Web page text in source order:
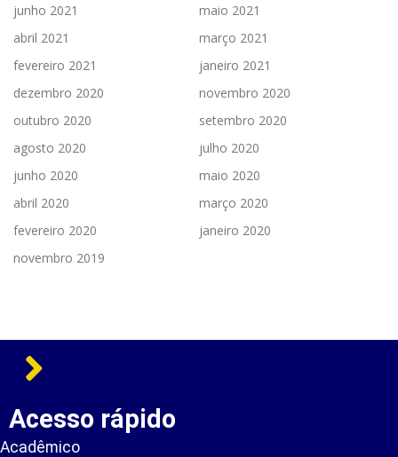
junho 2021
maio 2021
abril 2021
março 2021
fevereiro 2021
janeiro 2021
dezembro 2020
novembro 2020
outubro 2020
setembro 2020
agosto 2020
julho 2020
junho 2020
maio 2020
abril 2020
março 2020
fevereiro 2020
janeiro 2020
novembro 2019
Acesso rápido
Acadêmico